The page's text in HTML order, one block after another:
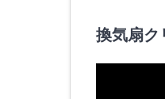
換気扇ク